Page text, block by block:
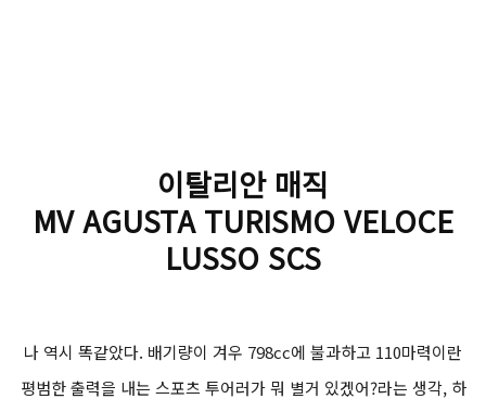
이탈리안 매직
MV AGUSTA TURISMO VELOCE
LUSSO SCS
나 역시 똑같았다. 배기량이 겨우 798cc에 불과하고 110마력이란
평범한 출력을 내는 스포츠 투어러가 뭐 별거 있겠어?라는 생각, 하